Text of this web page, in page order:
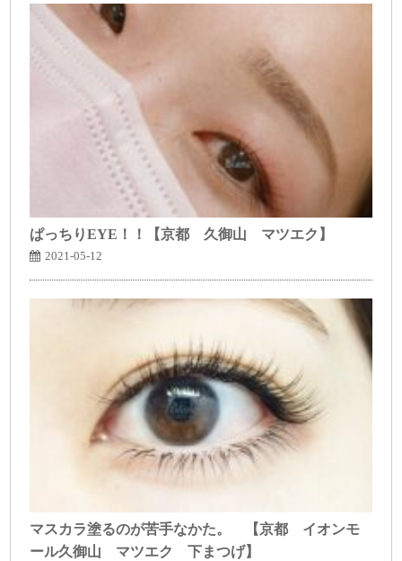
ぱっちりEYE！！【京都 久御山 マツエク】
2021-05-12
マスカラ塗るのが苦手なかた。 【京都 イオンモ
ール久御山 マツエク 下まつげ】